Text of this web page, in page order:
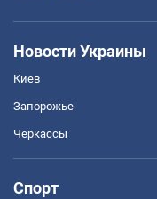
Новости Украины
Киев
Запорожье
Черкассы
Спорт